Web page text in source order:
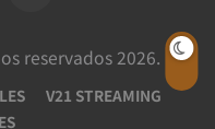
reservados 2026.
V21 STREAMING